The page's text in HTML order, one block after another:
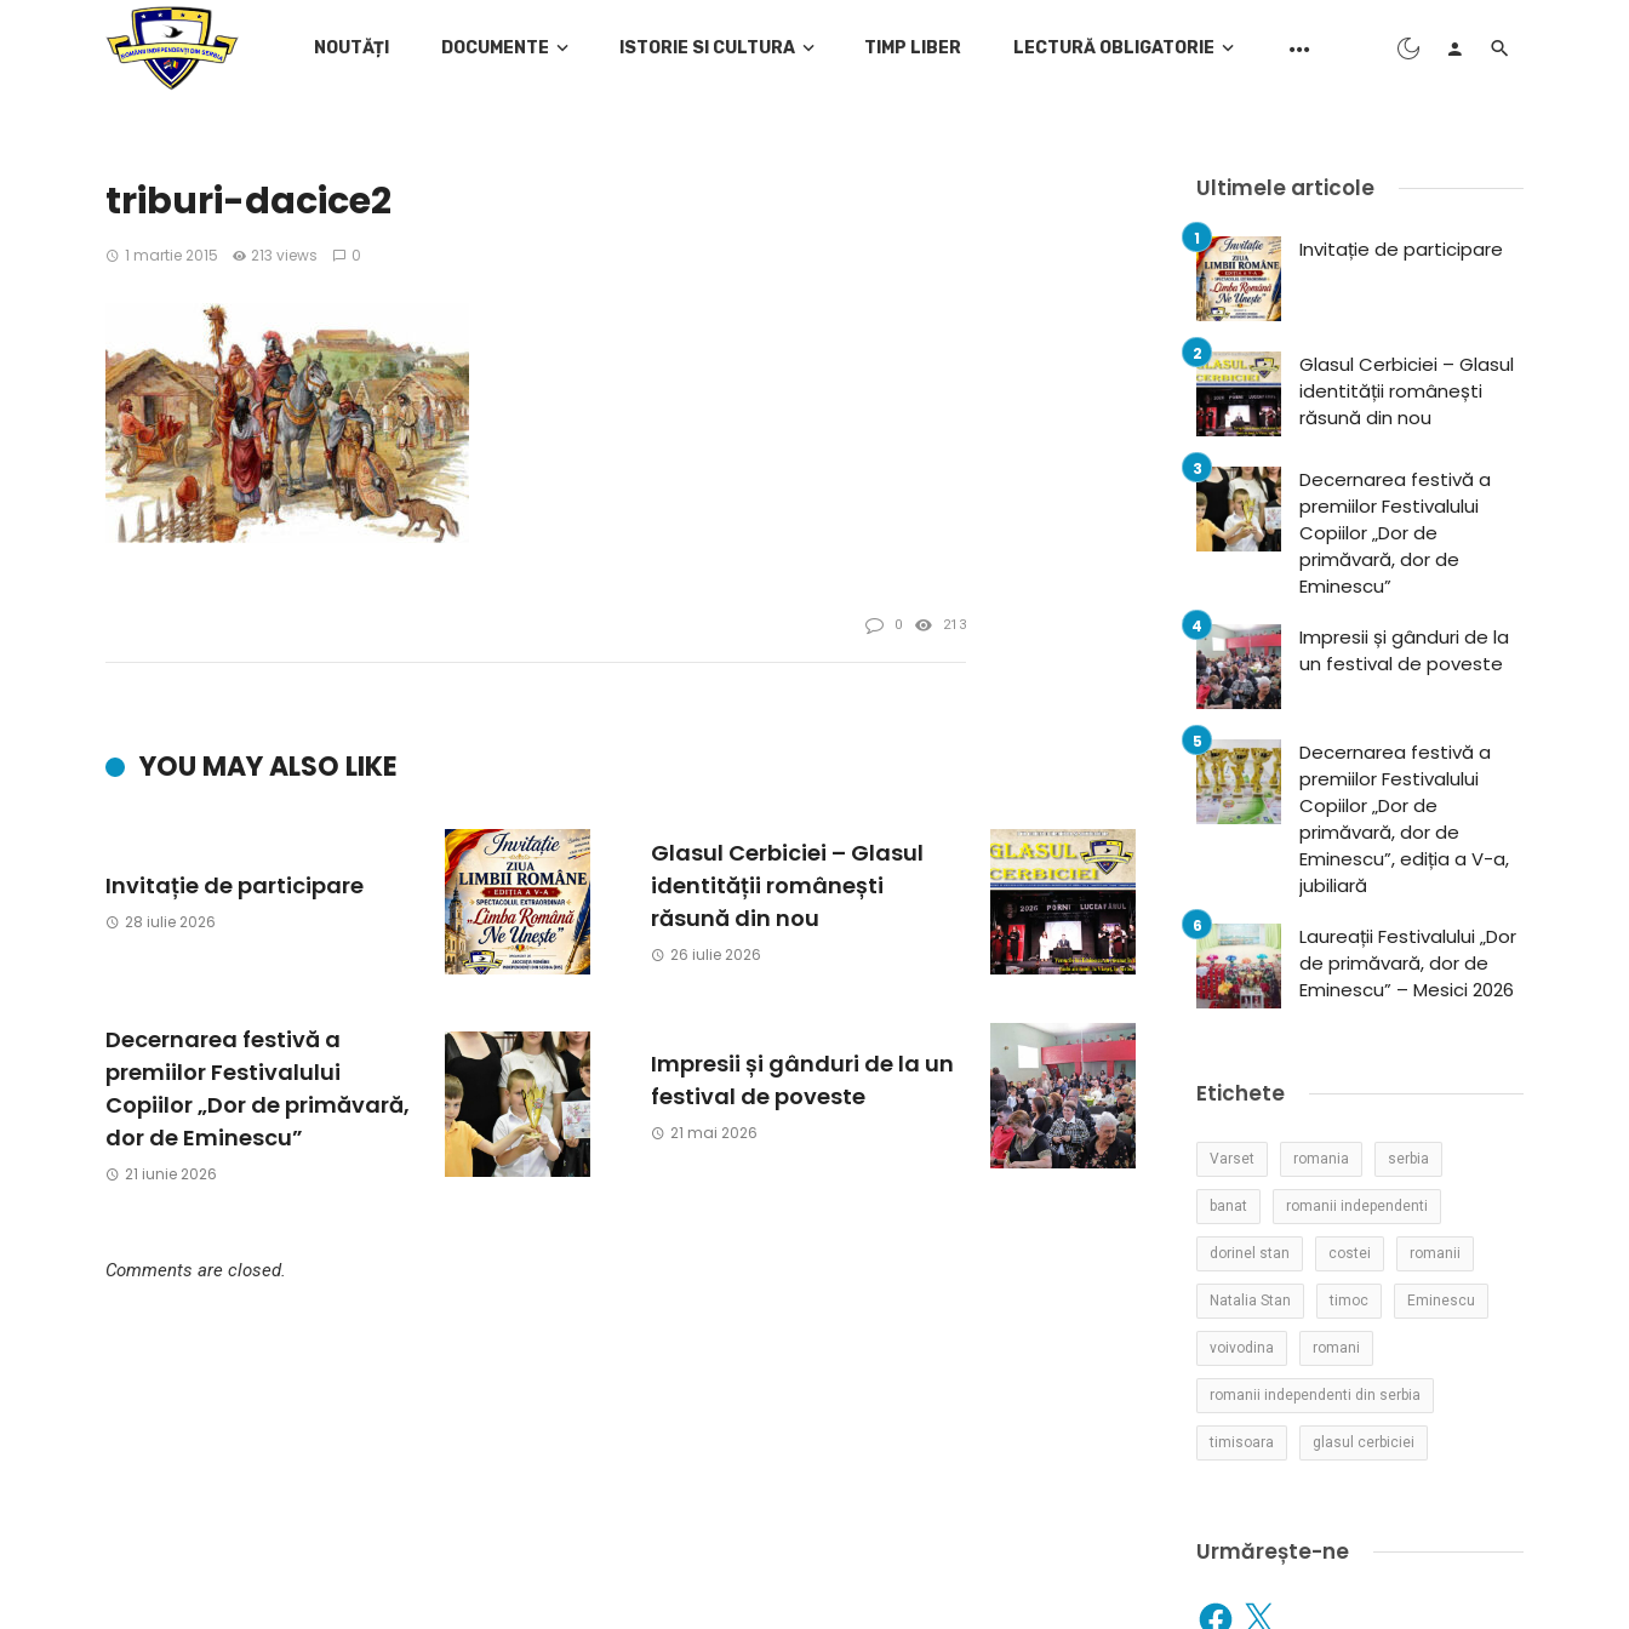
NOUTĂȚI DOCUMENTE ISTORIE SI CULTURA TIMP LIBER LECTURĂ OBLIGATORIE
triburi-dacice2
1 martie 2015 213 views 0
0 213
YOU MAY ALSO LIKE
Invitație de participare
28 iulie 2026
Glasul Cerbiciei – Glasul
identității românești
răsună din nou
26 iulie 2026
Decernarea festivă a
premiilor Festivalului
Copiilor „Dor de primăvară,
dor de Eminescu”
21 iunie 2026
Impresii și gânduri de la un
festival de poveste
21 mai 2026
Comments are closed.
Ultimele articole
Invitație de participare
Glasul Cerbiciei – Glasul
identității românești
răsună din nou
Decernarea festivă a
premiilor Festivalului
Copiilor „Dor de
primăvară, dor de
Eminescu”
Impresii și gânduri de la
un festival de poveste
Decernarea festivă a
premiilor Festivalului
Copiilor „Dor de
primăvară, dor de
Eminescu”, ediția a V-a,
jubiliară
Laureații Festivalului „Dor
de primăvară, dor de
Eminescu” – Mesici 2026
Etichete
Varset romania serbia
banat romanii independenti
dorinel stan costei romanii
Natalia Stan timoc Eminescu
voivodina romani
romanii independenti din serbia
timisoara glasul cerbiciei
Urmărește-ne
Facebook
X